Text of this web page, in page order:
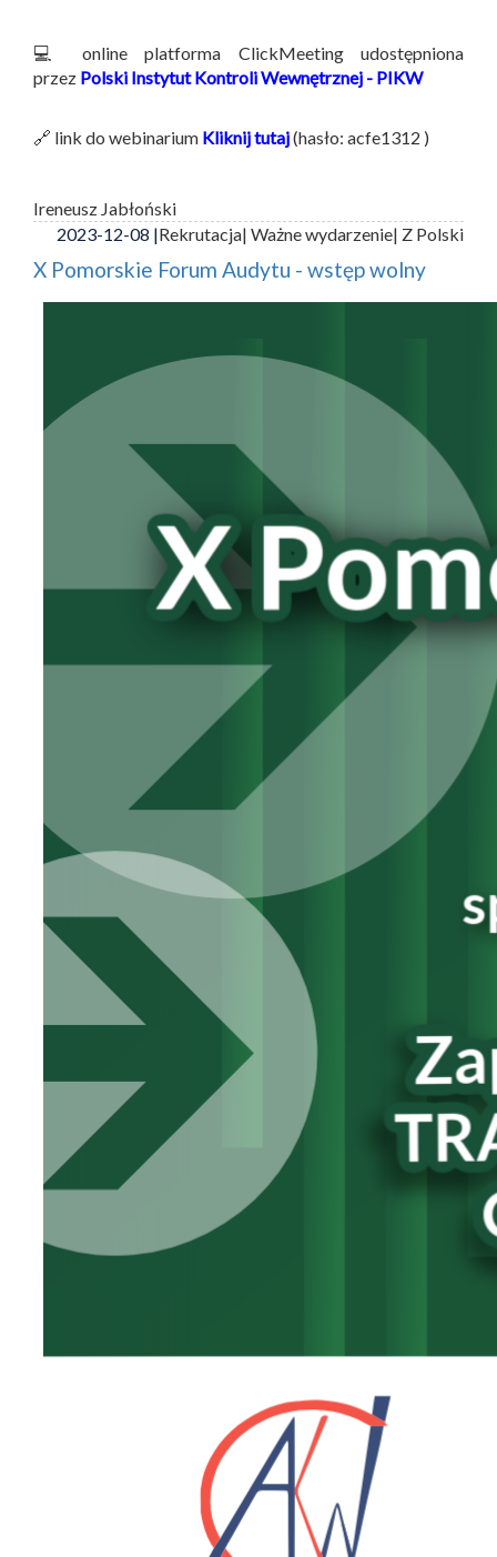
💻 online platforma ClickMeeting udostępniona
przez Polski Instytut Kontroli Wewnętrznej - PIKW
🔗 link do webinarium Kliknij tutaj(hasło: acfe1312 )
Ireneusz Jabłoński
2023-12-08 |Rekrutacja| Ważne wydarzenie| Z Polski
X Pomorskie Forum Audytu - wstęp wolny